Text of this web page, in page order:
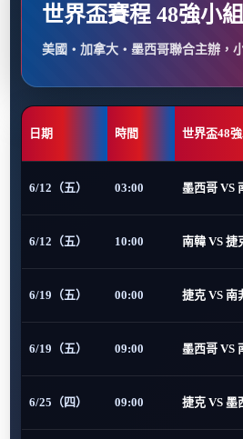
世界盃賽程 48強小
美國・加拿大・墨西哥聯合主辦，
日期 時間 世界盃48
6/12（五） 03:00 墨西哥 VS
6/12（五） 10:00 南韓 VS 捷
6/19（五） 00:00 捷克 VS 南
6/19（五） 09:00 墨西哥 VS
6/25（四） 09:00 捷克 VS 墨